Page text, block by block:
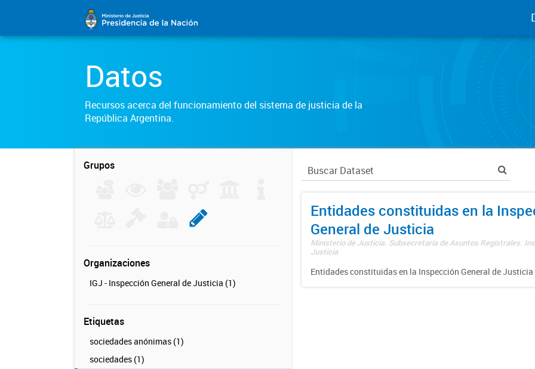
Datos
Recursos acerca del funcionamiento del sistema de justicia de la
República Argentina.
Grupos
Organizaciones
IGJ - Inspección General de Justicia (1)
Etiquetas
sociedades anónimas (1)
sociedades (1)
Entidades constituidas en la
General de Justicia
Ministerio de Justicia. Subsecretaría de Asuntos Registrales.
Justicia
Entidades constituidas en la Inspección General de Justicia